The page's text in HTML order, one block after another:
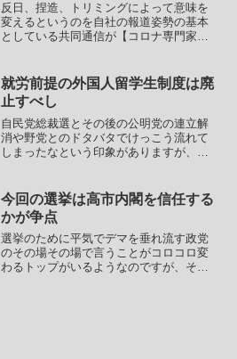
反日、捏造、トリミングによって意味を
変えるというのを自社の報道姿勢の基本
としている共同通信が【コロナ専門家会
してきた政府専門家会議の議事録を政府
が作成していないことが2...
就労前提の外国人留学生制度は廃
止すべし
自民党総裁選とその後の公明党の連立解
消や野党とのドタバタでけっこう流れて
しまったなという印象がありますが、小
通り英語が苦手らしいです。――毬谷友
子 TOMOKO MAR...
今回の選挙は高市内閣を信任する
かが争点
選挙のために平気でデマを垂れ流す政党
のその場その場で言うことがコロコロ変
わるトップがいるようなのですが、その